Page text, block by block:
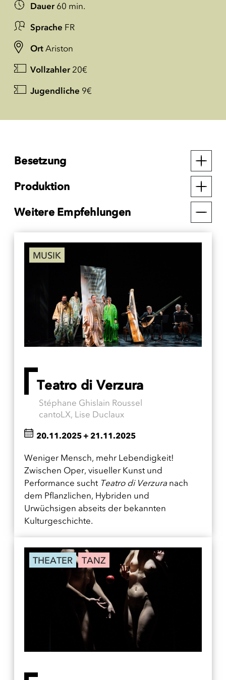
Dauer 60 min.
Sprache FR
Ort Ariston
Vollzahler 20€
Jugendliche 9€
Besetzung
Produktion
Weitere Empfehlungen
MUSIK
Teatro di Verzura
Stéphane Ghislain Roussel
cantoLX, Lise Duclaux
Weniger Mensch, mehr Lebendigkeit!
Zwischen Oper, visueller Kunst und
Performance sucht Teatro di Verzura nach
dem Pflanzlichen, Hybriden und
Urwüchsigen abseits der bekannten
Kulturgeschichte.
20.11.2025+ 21.11.2025
THEATER TANZ